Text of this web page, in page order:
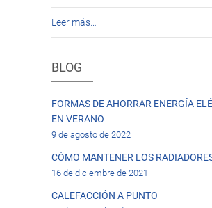
Leer más…
BLOG
FORMAS DE AHORRAR ENERGÍA
EN VERANO
9 de agosto de 2022
CÓMO MANTENER LOS
16 de diciembre de 2021
CALEFACCIÓN A PUNTO